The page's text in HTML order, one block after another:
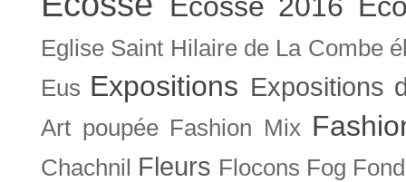
Eglise Saint Hilaire de La Combe
Eus Expositions Expositions
Art poupée Fashion Mix
Chachnil Fleurs Flocons Fog